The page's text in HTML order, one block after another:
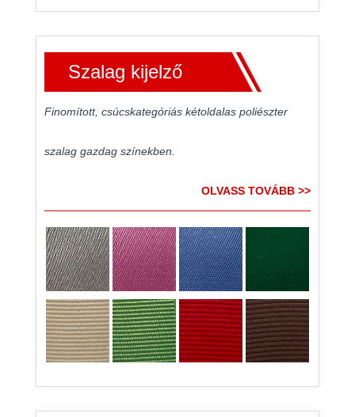
Szalag kijelző
Finomított, csúcskategóriás kétoldalas poliészter
szalag gazdag színekben.
OLVASS TOVÁBB >>